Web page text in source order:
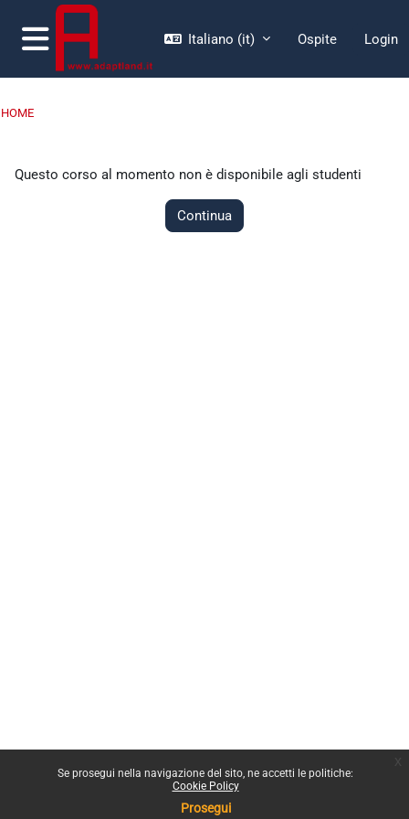
Vai al contenuto principale
Se prosegui nella navigazione del sito, ne accetti le politiche:
Cookie Policy
Prosegui
Pannello laterale
Italiano ‎(it)‎ Ospite Login
HOME
Questo corso al momento non è disponibile agli studenti
Continua